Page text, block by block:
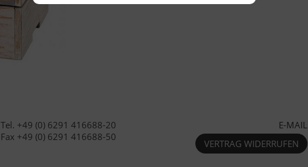
Tel. +49 (0) 6291 416688-20
Fax +49 (0) 6291 416688-50
E-MAIL
VERTRAG WIDERRUFEN